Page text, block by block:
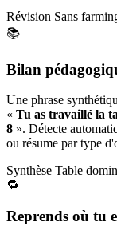
Révision Sans
📚
Bilan
Une phrase
« Tu as travaillé la
8 ». Détecte
ou résume par type
Synthèse Table
🔁
Reprends où tu